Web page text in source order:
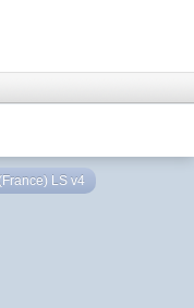
LS v4